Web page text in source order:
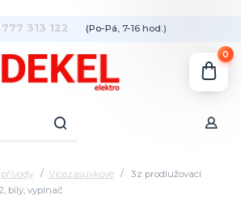
313 122 (Po-Pá, 7-16 hod.)
0
Vícezásuvkové
3z prodlužovací
bílý, vypínač